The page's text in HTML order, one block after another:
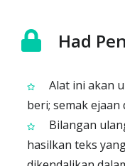
Had
Alat ini akan
beri; semak
Bilangan
hasilkan teks